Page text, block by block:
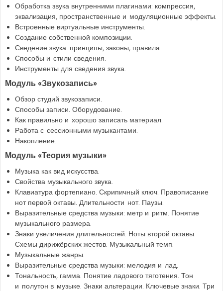
Обработка звука внутренними плагинами: компрессия,
эквализация, пространственные и модуляционные эффекты.
Встроенные виртуальные инструменты.
Создание собственной композиции.
Сведение звука: принципы, законы, правила
Способы и стили сведения.
Инструменты для сведения звука.
Модуль «Звукозапись»
Обзор студий звукозаписи.
Способы записи. Оборудование.
Как правильно и хорошо записать материал.
Работа с сессионными музыкантами.
Накопление.
Модуль «Теория музыки»
Музыка как вид искусства.
Свойства музыкального звука.
Клавиатура фортепиано. Скрипичный ключ. Правописание
нот первой октавы. Длительности нот. Паузы.
Выразительные средства музыки: метр и ритм. Понятие
музыкального размера.
Знаки увеличения длительностей. Ноты второй октавы.
Схемы дирижёрских жестов. Музыкальный темп.
Музыкальные жанры.
Выразительные средства музыки: мелодия и лад.
Тональность, гамма. Понятие ладового тяготения. Тон
и полутон в музыке. Знаки альтерации. Ключевые знаки. Три